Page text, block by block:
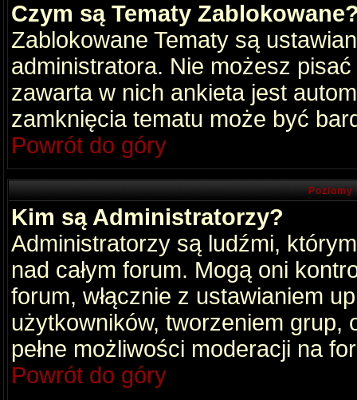
Czym są Tematy
Zablokowane Tematy są
administratora. Nie możesz
zawarta w nich ankieta jest
zamknięcia tematu może być
Powrót do góry
Kim są Administratorzy?
Administratorzy są ludźmi,
nad całym forum. Mogą oni
forum, włącznie z ustawianiem
użytkowników, tworzeniem grup,
pełne możliwości moderacji na
Powrót do góry